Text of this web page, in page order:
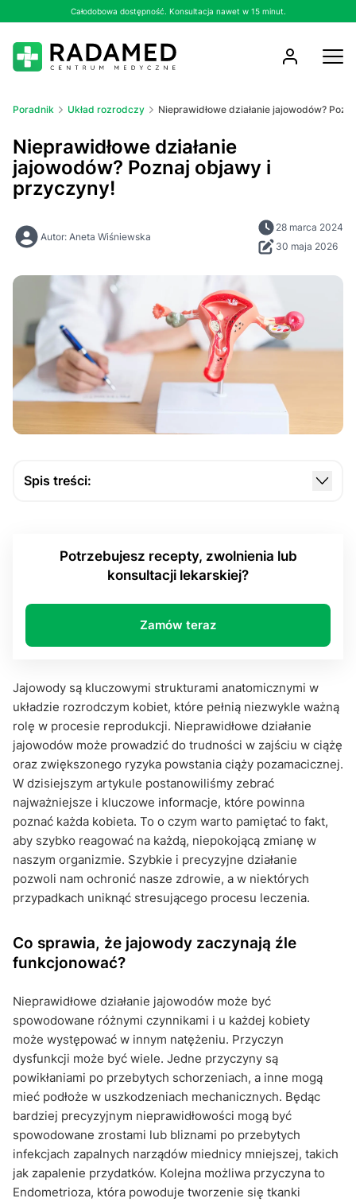
Całodobowa dostępność. Konsultacja nawet w 15 minut.
Poradnik Układ rozrodczy Nieprawidłowe działanie jajowodów?
Nieprawidłowe działanie
jajowodów? Poznaj objawy i
przyczyny!
Autor: Aneta Wiśniewska
28 marca 2024
30 maja 2026
Spis treści:
Objawy nieprawidłowego działania jajowodów
Metody leczenia nieprawidłowego działania
jajowodów
Najczęściej zadawane pytania:
Potrzebujesz recepty, zwolnienia lub
konsultacji lekarskiej?
Zamów teraz
Jajowody są kluczowymi strukturami anatomicznymi w
układzie rozrodczym kobiet, które pełnią niezwykle ważną
rolę w procesie reprodukcji. Nieprawidłowe działanie
jajowodów może prowadzić do trudności w zajściu w ciążę
oraz zwiększonego ryzyka powstania ciąży pozamacicznej.
W dzisiejszym artykule postanowiliśmy zebrać
najważniejsze i kluczowe informacje, które powinna
poznać każda kobieta. To o czym warto pamiętać to fakt,
aby szybko reagować na każdą, niepokojącą zmianę w
naszym organizmie. Szybkie i precyzyjne działanie
pozwoli nam ochronić nasze zdrowie, a w niektórych
przypadkach uniknąć stresującego procesu leczenia.
Co sprawia, że jajowody zaczynają źle
funkcjonować?
Nieprawidłowe działanie jajowodów może być
spowodowane różnymi czynnikami i u każdej kobiety
może występować w innym natężeniu. Przyczyn
dysfunkcji może być wiele. Jedne przyczyny są
powikłaniami po przebytych schorzeniach, a inne mogą
mieć podłoże w uszkodzeniach mechanicznych. Będąc
bardziej precyzyjnym nieprawidłowości mogą być
spowodowane zrostami lub bliznami po przebytych
infekcjach zapalnych narządów miednicy mniejszej, takich
jak zapalenie przydatków. Kolejna możliwa przyczyna to
Endometrioza, która powoduje tworzenie się tkanki